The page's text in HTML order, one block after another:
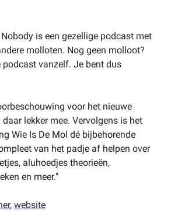
is een gezellige podcast met
molloten. Nog geen molloot?
podcast vanzelf. Je bent dus
voor het nieuwe
lekker mee. Vervolgens is het
Wie Is De Mol dé bijbehorende
van het padje af helpen over
aluhoedjes theorieën,
en meer."
, website